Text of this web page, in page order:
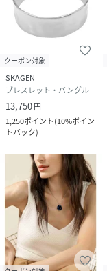
品番
クーポン対象
SKAGEN
ブレスレット・バングル
13,750円
1,250ポイント(10%ポイン
トバック)